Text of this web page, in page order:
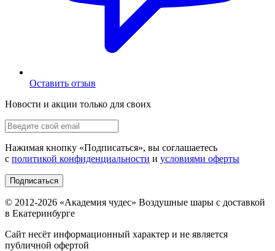
Оставить отзыв
Новости и акции только для своих
Нажимая кнопку «Подписаться», вы соглашаетесь
с политикой конфиденциальности и условиями оферты
Подписаться
© 2012-2026 «Академия чудес» Воздушные шары с доставкой
в Екатеринбурге
Сайт несёт информационный характер и не является
публичной офертой